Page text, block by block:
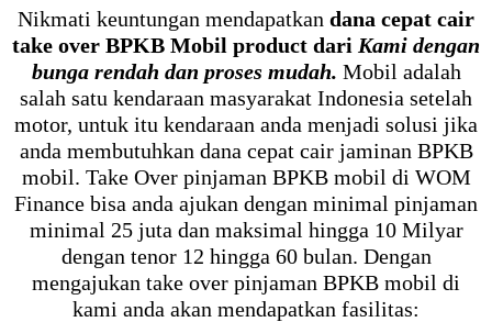
Nikmati keuntungan mendapatkan dana cepat cair
take over BPKB Mobil product dari Kami dengan
bunga rendah dan proses mudah. Mobil adalah
salah satu kendaraan masyarakat Indonesia setelah
motor, untuk itu kendaraan anda menjadi solusi jika
anda membutuhkan dana cepat cair jaminan BPKB
mobil. Take Over pinjaman BPKB mobil di WOM
Finance bisa anda ajukan dengan minimal pinjaman
minimal 25 juta dan maksimal hingga 10 Milyar
dengan tenor 12 hingga 60 bulan. Dengan
mengajukan take over pinjaman BPKB mobil di
kami anda akan mendapatkan fasilitas: